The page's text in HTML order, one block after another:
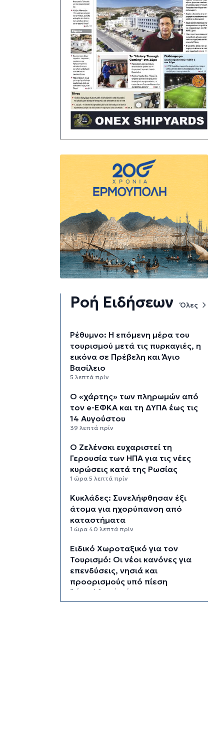
Ροή Ειδήσεων Όλες
Ρέθυμνο: Η επόμενη μέρα του
τουρισμού μετά τις πυρκαγιές, η
εικόνα σε Πρέβελη και Άγιο
Βασίλειο
5 λεπτά πρίν
Ο «χάρτης» των πληρωμών από
τον e-ΕΦΚΑ και τη ΔΥΠΑ έως τις
14 Αυγούστου
39 λεπτά πρίν
Ο Ζελένσκι ευχαριστεί τη
Γερουσία των ΗΠΑ για τις νέες
κυρώσεις κατά της Ρωσίας
1 ώρα 5 λεπτά πρίν
Κυκλάδες: Συνελήφθησαν έξι
άτομα για ηχορύπανση από
καταστήματα
1 ώρα 40 λεπτά πρίν
Ειδικό Χωροταξικό για τον
Τουρισμό: Οι νέοι κανόνες για
επενδύσεις, νησιά και
προορισμούς υπό πίεση
2 ώρες 4 λεπτά πρίν